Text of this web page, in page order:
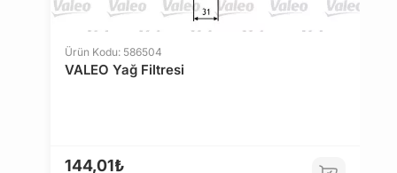
Ürün Kodu: 586504
VALEO Yağ Filtresi
144,01₺